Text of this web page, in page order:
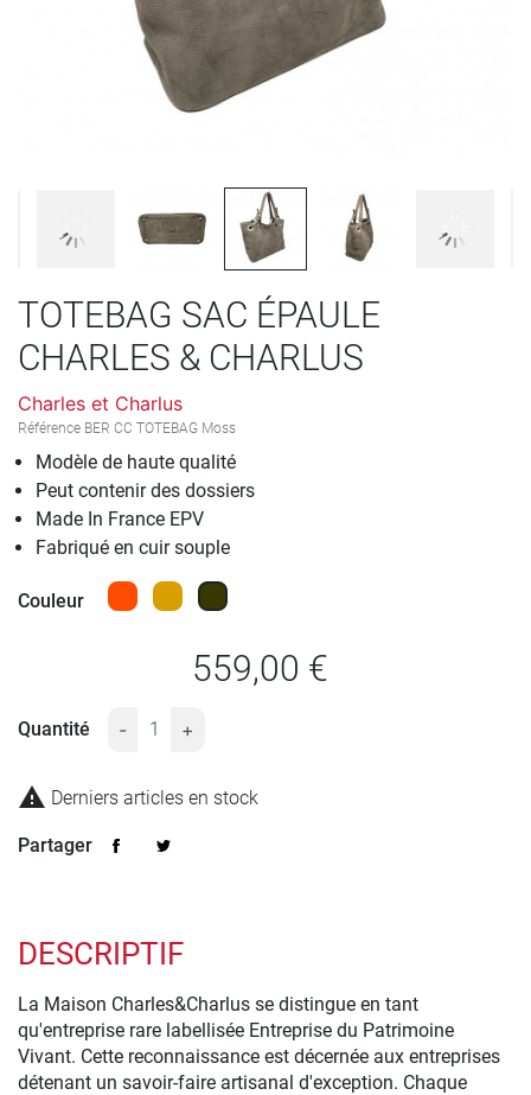
TOTEBAG SAC ÉPAULE
CHARLES & CHARLUS
Charles et Charlus
Référence BER CC TOTEBAG Moss
Modèle de haute qualité
Peut contenir des dossiers
Made In France EPV
Fabriqué en cuir souple
Couleur OrangeDogwood
Moss
559,00 €
Quantité - +
 Derniers articles en stock
Partager
DESCRIPTIF
La Maison Charles&Charlus se distingue en tant
qu'entreprise rare labellisée Entreprise du Patrimoine
Vivant. Cette reconnaissance est décernée aux entreprises
détenant un savoir-faire artisanal d'exception. Chaque